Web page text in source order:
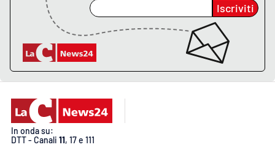
Lactv.it
Laconair.it
Lacitymag.it
Lacapitalenews.it
Ilreggino.it
Iscriviti
In onda su:
DTT - Canali 11, 17 e 111